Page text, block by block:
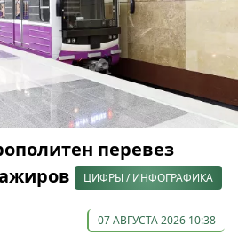
перевез
ЦИФРЫ / ИНФОГРАФИКА
07 АВГУСТА 2026 10:38